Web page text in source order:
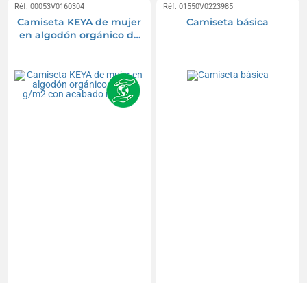
Réf. 00053V0160304
Camiseta KEYA de mujer
en algodón orgánico de
Réf. 01550V0223985
Camiseta básica